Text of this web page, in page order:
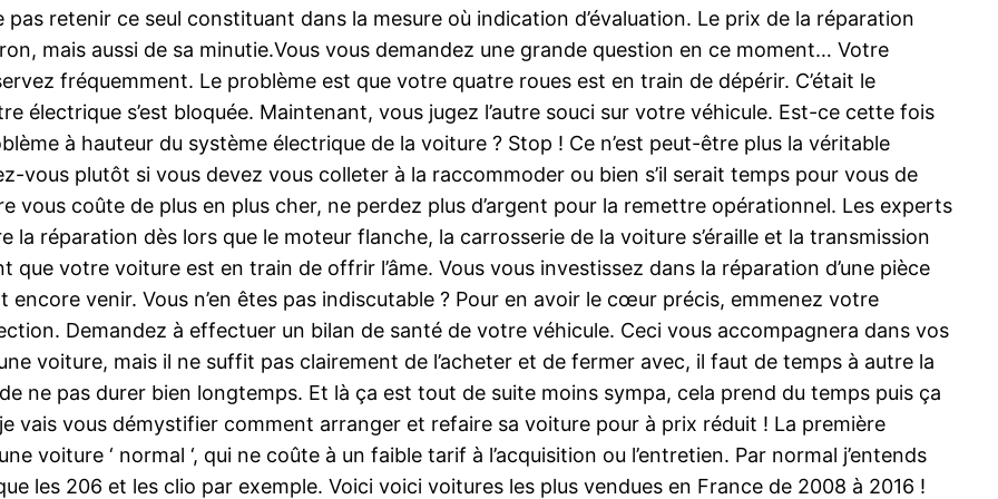
retenir ce seul constituant dans la mesure où indication d’évaluation. Le prix de la réparation
mais aussi de sa minutie.Vous vous demandez une grande question en ce moment… Votre
fréquemment. Le problème est que votre quatre roues est en train de dépérir. C’était le
électrique s’est bloquée. Maintenant, vous jugez l’autre souci sur votre véhicule. Est-ce cette fois
à hauteur du système électrique de la voiture ? Stop ! Ce n’est peut-être plus la véritable
vous plutôt si vous devez vous colleter à la raccommoder ou bien s’il serait temps pour vous de
vous coûte de plus en plus cher, ne perdez plus d’argent pour la remettre opérationnel. Les experts
réparation dès lors que le moteur flanche, la carrosserie de la voiture s’éraille et la transmission
votre voiture est en train de offrir l’âme. Vous vous investissez dans la réparation d’une pièce
venir. Vous n’en êtes pas indiscutable ? Pour en avoir le cœur précis, emmenez votre
Demandez à effectuer un bilan de santé de votre véhicule. Ceci vous accompagnera dans vos
voiture, mais il ne suffit pas clairement de l’acheter et de fermer avec, il faut de temps à autre la
ne pas durer bien longtemps. Et là ça est tout de suite moins sympa, cela prend du temps puis ça
vais vous démystifier comment arranger et refaire sa voiture pour à prix réduit ! La première
voiture ‘ normal ‘, qui ne coûte à un faible tarif à l’acquisition ou l’entretien. Par normal j’entends
les 206 et les clio par exemple. Voici voici voitures les plus vendues en France de 2008 à 2016 !